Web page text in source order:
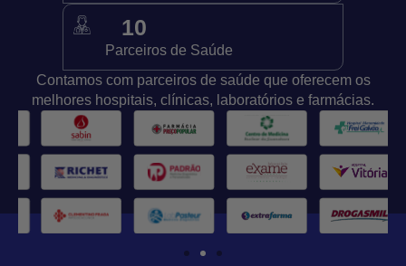
16.661
Parceiros de Saúde
Contamos com parceiros de saúde que oferecem os
melhores hospitais, clínicas, laboratórios e farmácias.